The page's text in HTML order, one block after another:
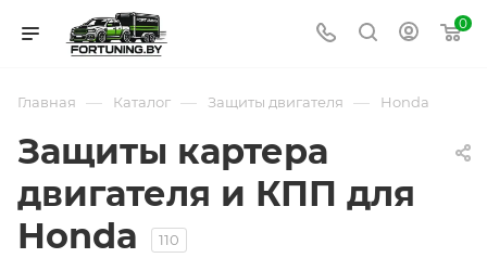
0
Главная — Каталог — Защиты двигателя — Honda
Защиты картера
двигателя и КПП для
Honda
110